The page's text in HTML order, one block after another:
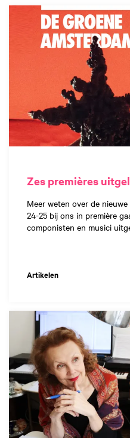
Zes premières
Meer weten over de
24-25 bij ons in première
componisten en musici
Artikelen